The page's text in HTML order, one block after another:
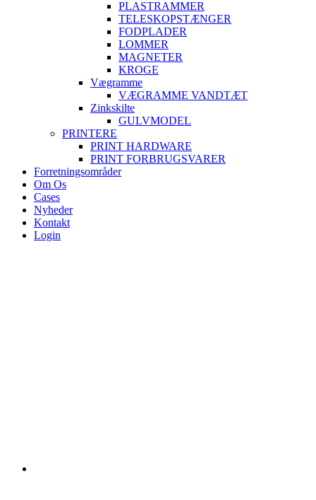
PLASTRAMMER
TELESKOPSTÆNGER
FODPLADER
LOMMER
MAGNETER
KROGE
Vægramme
VÆGRAMME VANDTÆT
Zinkskilte
GULVMODEL
PRINTERE
PRINT HARDWARE
PRINT FORBRUGSVARER
Forretningsområder
Om Os
Cases
Nyheder
Kontakt
Login